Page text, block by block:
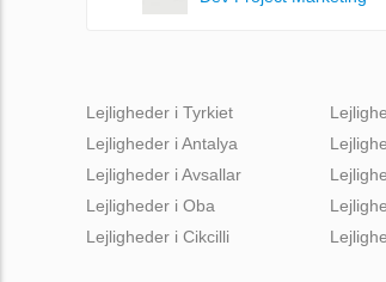
Lejligheder i Tyrkiet
Lejligheder i Antalya
Lejligheder i Avsallar
Lejligheder i Oba
Lejligheder i Cikcilli